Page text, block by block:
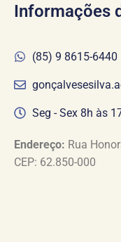
Informações
(85) 9 8615-6440
Seg - Sex 8h às
Endereço: Rua
CEP: 62.850-000